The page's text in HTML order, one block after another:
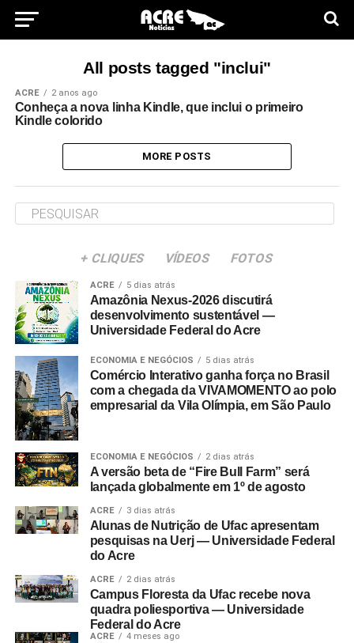
All posts tagged "inclui"
ACRE 2 anos ago
Conheça a nova linha Kindle, que inclui o primeiro
Kindle colorido
MORE POSTS
+ CLIQUES VÍDEOS FOTOS
ACRE 5 dias atrás
Amazônia Nexus-2026 discutirá
desenvolvimento sustentável —
Universidade Federal do Acre
ECONOMIA E NEGÓCIOS 5 dias atrás
Comércio Interativo ganha força no Brasil
com a chegada da VIVAMOMENTO ao polo
empresarial da Vila Olímpia, em São Paulo
ECONOMIA E NEGÓCIOS 2 dias atrás
A versão beta de “Fire Bull Farm” será
lançada globalmente em 1º de agosto
ACRE 3 dias atrás
Alunas de Nutrição de Ufac apresentam
pesquisas na Uerj — Universidade Federal
do Acre
ACRE 2 dias atrás
Campus Floresta da Ufac recebe nova
quadra poliesportiva — Universidade
Federal do Acre
ACRE 4 meses ago